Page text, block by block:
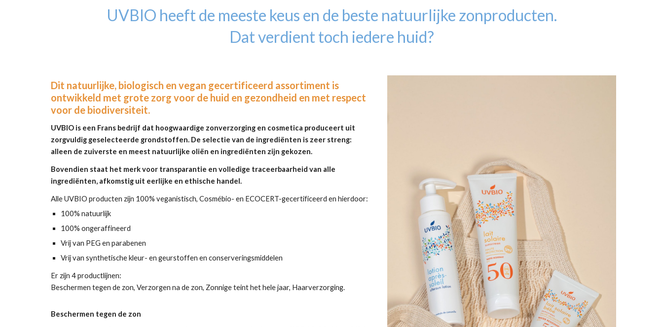
UVBIO heeft de meeste keus en de beste natuurlijke zonproducten.
Dat verdient toch iedere huid?
Dit natuurlijke, biologisch en vegan gecertificeerd assortiment is
ontwikkeld met grote zorg voor de huid en gezondheid en met respect
voor de biodiversiteit.
UVBIO is een Frans bedrijf dat hoogwaardige zonverzorging en cosmetica produceert uit
zorgvuldig geselecteerde grondstoffen. De selectie van de ingrediënten is zeer streng:
alleen de zuiverste en meest natuurlijke oliën en ingrediënten zijn gekozen.
Bovendien staat het merk voor transparantie en volledige traceerbaarheid van alle
ingrediënten, afkomstig uit eerlijke en ethische handel.
Alle UVBIO producten zijn 100% veganistisch, Cosmébio- en ECOCERT-gecertificeerd en hierdoor:
100% natuurlijk
100% ongeraffineerd
Vrij van PEG en parabenen
Vrij van synthetische kleur- en geurstoffen en conserveringsmiddelen
Er zijn 4 productlijnen:
Beschermen tegen de zon, Verzorgen na de zon, Zonnige teint het hele jaar, Haarverzorging.
Beschermen tegen de zon